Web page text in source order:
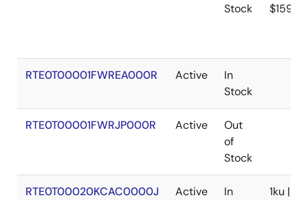
Renesas Flash Programmer
PDF
118 KB
日本語
工具新闻 - 注意事项
2018年7月16日
Stock
$159.18
RTE0T00001FWREA000R Active
In
Stock
RTE0T00001FWRJP000R Active
Out
of
Stock
RTE0T00020KCAC0000J Active
In
1ku |